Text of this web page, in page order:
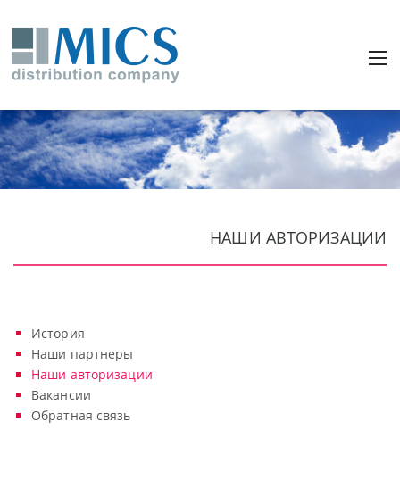
НАШИ АВТОРИЗАЦИИ
История
Наши партнеры
Наши авторизации
Вакансии
Обратная связь